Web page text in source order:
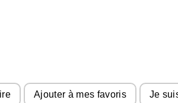
Ajouter à mes favoris Je